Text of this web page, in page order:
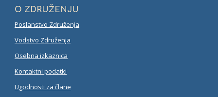
O ZDRUŽENJU
Poslanstvo Združenja
Vodstvo Združenja
Osebna izkaznica
Kontaktni podatki
Ugodnosti za člane